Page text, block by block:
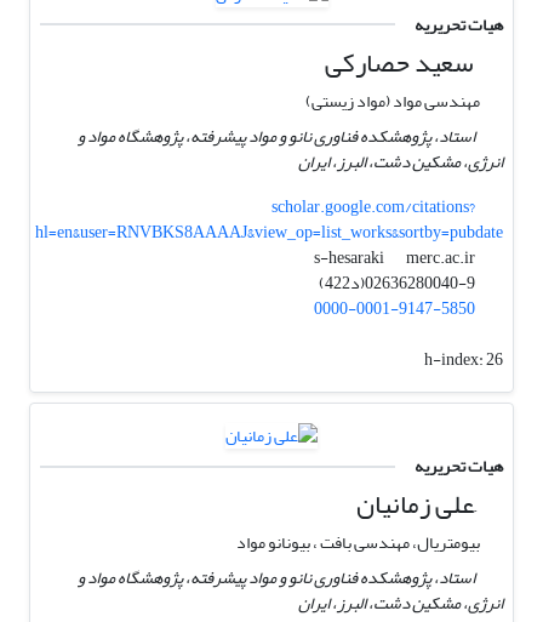
هیات تحریریه
سعید حصارکی
مهندسی مواد (مواد زیستی)
استاد، پژوهشکده فناوری نانو و مواد پیشرفته، پژوهشگاه مواد و
انرژی، مشکین دشت، البرز، ایران
scholar.google.com/citations?
hl=en&user=RNVBKS8AAAAJ&view_op=list_works&sortby=pubdate
s-hesaraki
merc.ac.ir
02636280040-9(د422)
0000-0001-9147-5850
h-index:26
هیات تحریریه
َعلی زمانیان
بیومتریال، مهندسی بافت ، بیونانو مواد
استاد، پژوهشکده فناوری نانو و مواد پیشرفته، پژوهشگاه مواد و
انرژی، مشکین دشت، البرز، ایران